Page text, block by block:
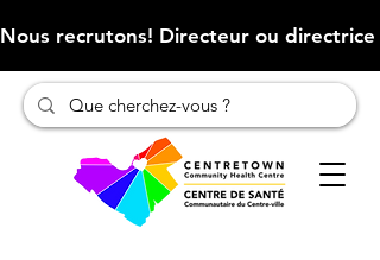
Nous recrutons! Directeur ou